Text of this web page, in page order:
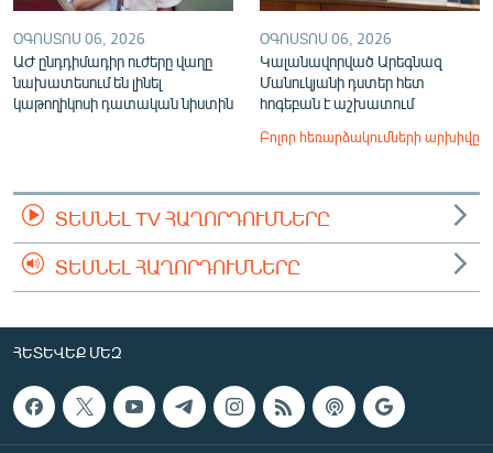
ՕԳՈՍՏՈՍ 06, 2026
ԱԺ ընդդիմադիր ուժերը վաղը
նախատեսում են լինել
կաթողիկոսի դատական նիստին
ՕԳՈՍՏՈՍ 06, 2026
Կալանավորված Արեգնազ
Մանուկյանի դստեր հետ
հոգեբան է աշխատում
Բոլոր հեռարձակումների արխիվը
ՏԵՍՆԵԼ TV ՀԱՂՈՐԴՈՒՄՆԵՐԸ
ՏԵՍՆԵԼ ՀԱՂՈՐԴՈՒՄՆԵՐԸ
ՀԵՏԵՎԵՔ ՄԵԶ